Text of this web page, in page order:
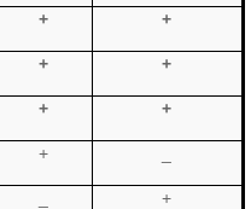
+ +
+ +
+ +
+
+